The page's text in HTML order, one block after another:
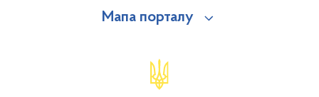
Мапа порталу